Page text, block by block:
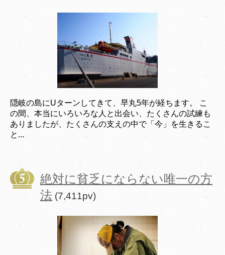
隠岐の島にUターンしてきて、早丸5年が経ちます。 こ
の間、本当にいろいろな人と出会い、たくさんの試練も
ありましたが、たくさんの支えの中で「今」を生きるこ
と...
絶対に貧乏にならない唯一の方
法 (7,411pv)